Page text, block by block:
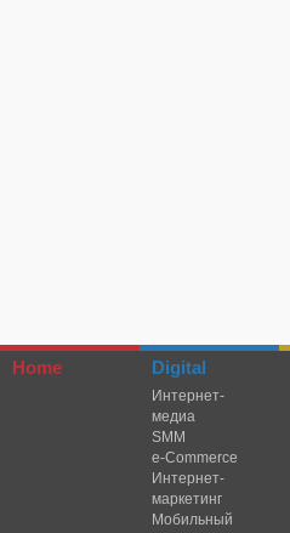
Home Digital
Интернет-
медиа
SMM
e-Commerce
Интернет-
маркетинг
Мобильный